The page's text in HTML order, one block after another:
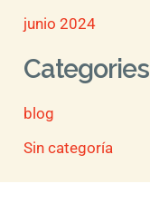
junio 2024
Categories
blog
Sin categoría